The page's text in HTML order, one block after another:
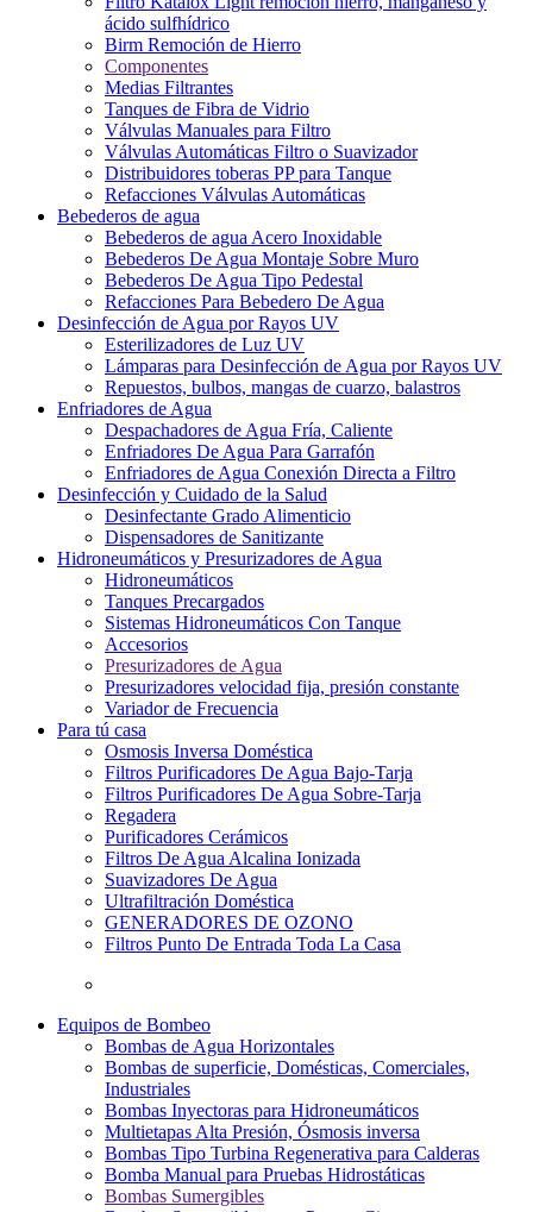
ácido sulfhídrico
Birm Remoción de Hierro
Componentes
Medias Filtrantes
Tanques de Fibra de Vidrio
Válvulas Manuales para Filtro
Válvulas Automáticas Filtro o Suavizador
Distribuidores toberas PP para Tanque
Refacciones Válvulas Automáticas
Bebederos de agua
Bebederos de agua Acero Inoxidable
Bebederos De Agua Montaje Sobre Muro
Bebederos De Agua Tipo Pedestal
Refacciones Para Bebedero De Agua
Desinfección de Agua por Rayos UV
Esterilizadores de Luz UV
Lámparas para Desinfección de Agua por Rayos UV
Repuestos, bulbos, mangas de cuarzo, balastros
Enfriadores de Agua
Despachadores de Agua Fría, Caliente
Enfriadores De Agua Para Garrafón
Enfriadores de Agua Conexión Directa a Filtro
Desinfección y Cuidado de la Salud
Desinfectante Grado Alimenticio
Dispensadores de Sanitizante
Hidroneumáticos y Presurizadores de Agua
Hidroneumáticos
Tanques Precargados
Sistemas Hidroneumáticos Con Tanque
Accesorios
Presurizadores de Agua
Presurizadores velocidad fija, presión constante
Variador de Frecuencia
Para tú casa
Osmosis Inversa Doméstica
Filtros Purificadores De Agua Bajo-Tarja
Filtros Purificadores De Agua Sobre-Tarja
Regadera
Purificadores Cerámicos
Filtros De Agua Alcalina Ionizada
Suavizadores De Agua
Ultrafiltración Doméstica
GENERADORES DE OZONO
Filtros Punto De Entrada Toda La Casa
Equipos de Bombeo
Bombas de Agua Horizontales
Bombas de superficie, Domésticas, Comerciales,
Industriales
Bombas Inyectoras para Hidroneumáticos
Multietapas Alta Presión, Ósmosis inversa
Bombas Tipo Turbina Regenerativa para Calderas
Bomba Manual para Pruebas Hidrostáticas
Bombas Sumergibles